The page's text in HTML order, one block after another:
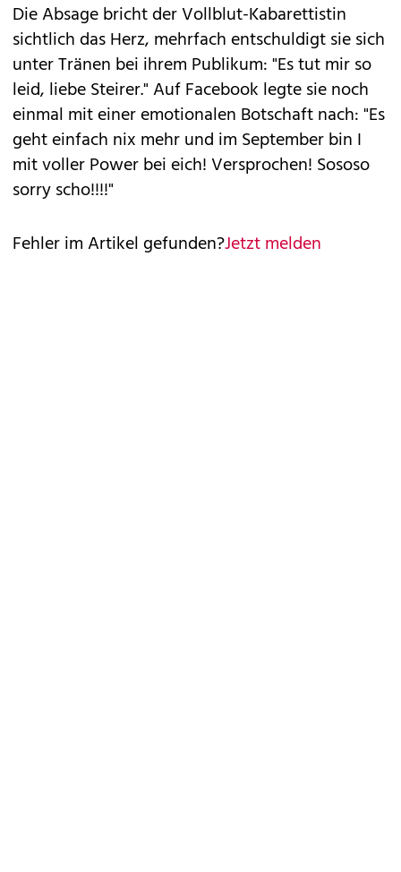
Die Absage bricht der Vollblut-Kabarettistin
sichtlich das Herz, mehrfach entschuldigt sie sich
unter Tränen bei ihrem Publikum: "Es tut mir so
leid, liebe Steirer." Auf Facebook legte sie noch
einmal mit einer emotionalen Botschaft nach: "Es
geht einfach nix mehr und im September bin I
mit voller Power bei eich! Versprochen! Sososo
sorry scho!!!!"
Fehler im Artikel gefunden?Jetzt melden